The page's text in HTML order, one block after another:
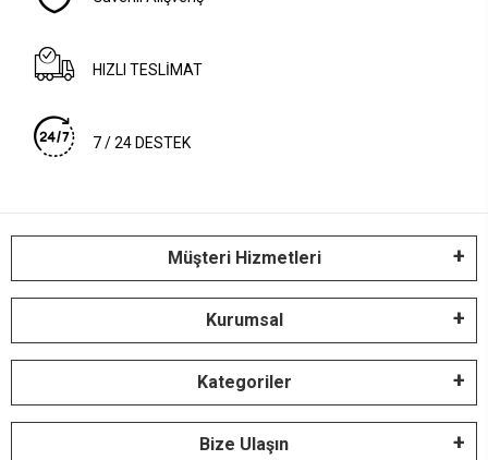
HIZLI TESLİMAT
7 / 24 DESTEK
Müşteri Hizmetleri
Kurumsal
Kategoriler
Bize Ulaşın